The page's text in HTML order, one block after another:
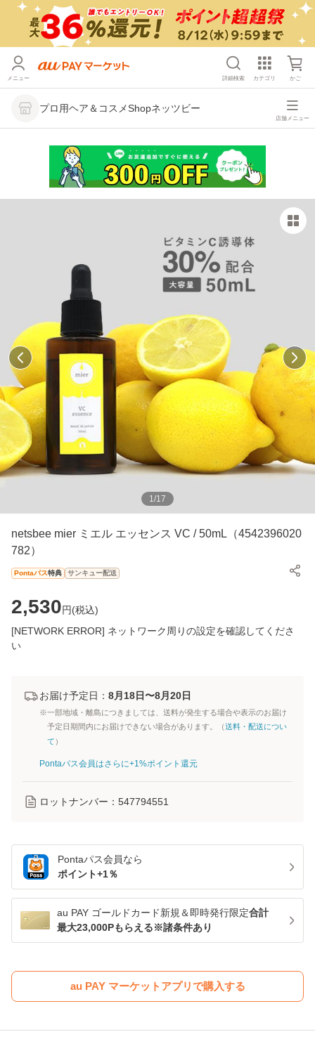
メニュー 詳細検索 カテゴリ かご
プロ用ヘア＆コスメShopネッツビー
店舗メニュー
1/17
netsbee mier ミエル エッセンス VC / 50mL（4542396020
782）
Pontaパス特典 サンキュー配送
2,530円(税込)
[NETWORK ERROR] ネットワーク周りの設定を確認してくださ
い
お届け予定日： 8月18日〜8月20日
※一部地域・離島につきましては、送料が発生する場合や表示のお届け
予定日期間内にお届けできない場合があります。（送料・配送につい
て ）
Pontaパス会員はさらに+1%ポイント還元
ロットナンバー： 547794551
Pontaパス会員なら
ポイント+1％
au PAY ゴールドカード新規＆即時発行限定合計
最大23,000Pもらえる※諸条件あり
au PAY マーケットアプリで購入する